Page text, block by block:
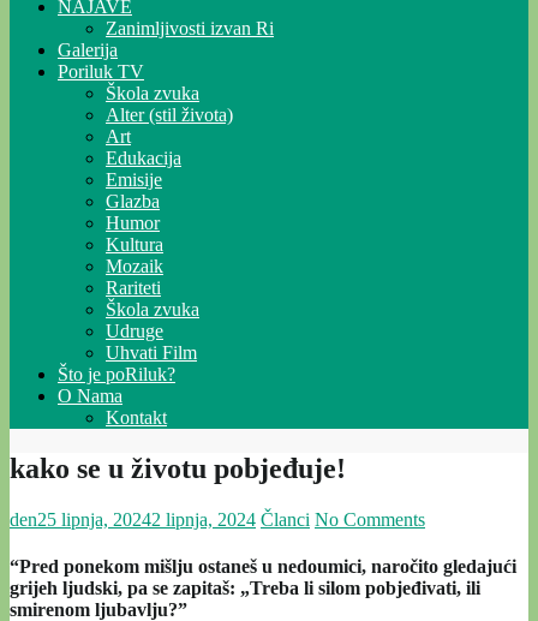
NAJAVE
Zanimljivosti izvan Ri
Galerija
Poriluk TV
Škola zvuka
Alter (stil života)
Art
Edukacija
Emisije
Glazba
Humor
Kultura
Mozaik
Rariteti
Škola zvuka
Udruge
Uhvati Film
Što je poRiluk?
O Nama
Kontakt
kako se u životu pobjeđuje!
den25 lipnja, 20242 lipnja, 2024 Članci No Comments
“Pred ponekom mišlju ostaneš u nedoumici, naročito gledajući
grijeh ljudski, pa se zapitaš: „Treba li silom pobjeđivati, ili
smirenom ljubavlju?”